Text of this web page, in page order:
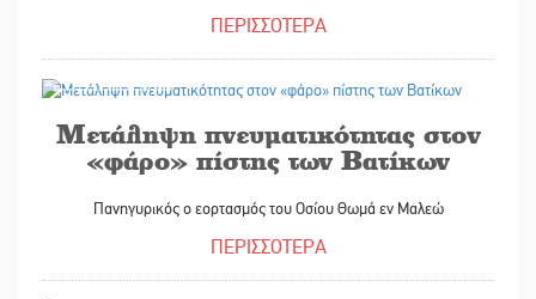
ΠΕΡΙΣΣΟΤΕΡΑ
Μετάληψη πνευματικότητας στον
«φάρο» πίστης των Βατίκων
Πανηγυρικός ο εορτασμός του Οσίου Θωμά εν Μαλεώ
ΠΕΡΙΣΣΟΤΕΡΑ